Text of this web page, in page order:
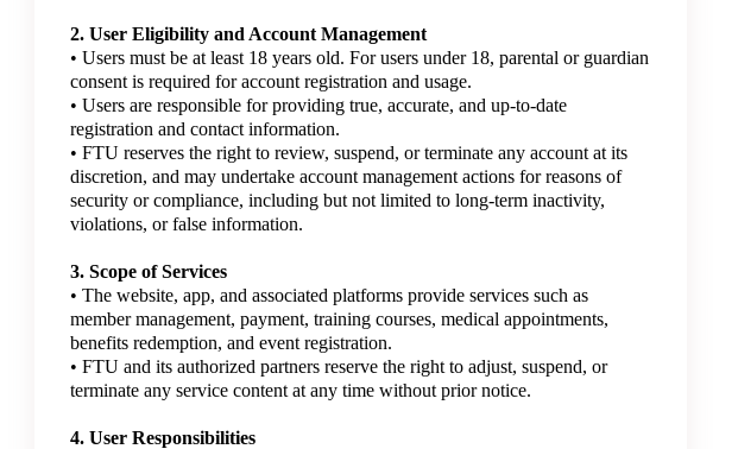
2. User Eligibility and Account Management
• Users must be at least 18 years old. For users under 18, parental or guardian
consent is required for account registration and usage.
• Users are responsible for providing true, accurate, and up-to-date
registration and contact information.
• FTU reserves the right to review, suspend, or terminate any account at its
discretion, and may undertake account management actions for reasons of
security or compliance, including but not limited to long-term inactivity,
violations, or false information.
3. Scope of Services
• The website, app, and associated platforms provide services such as
member management, payment, training courses, medical appointments,
benefits redemption, and event registration.
• FTU and its authorized partners reserve the right to adjust, suspend, or
terminate any service content at any time without prior notice.
4. User Responsibilities